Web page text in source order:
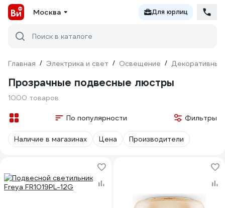
Москва Для юрлиц
Поиск в каталоге
Главная / Электрика и свет / Освещение / Декоративный
Прозрачные подвесные люстры
1000 товаров
По популярности Фильтры
Наличие в магазинах Цена Производители